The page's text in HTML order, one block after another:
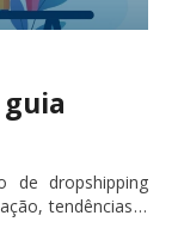
de dropshipping
tendências e